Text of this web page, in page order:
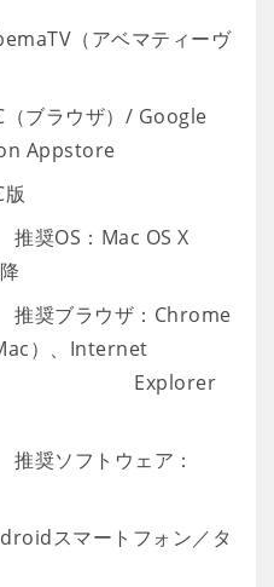
（アベマティーヴ
ザ）/ Google
Appstore
OS X
降
：Chrome
）、Internet
ウェア：
トフォン／タ